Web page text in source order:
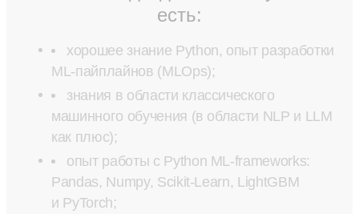
есть:
хорошее знание Python, опыт разработки
ML-пайплайнов (MLOps);
знания в области классического
машинного обучения (в области NLP и LLM
как плюс);
опыт работы с Python ML-frameworks:
Pandas, Numpy, Scikit-Learn, LightGBM
и PyTorch;